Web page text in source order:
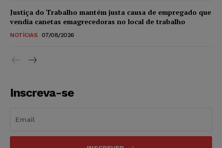
Justiça do Trabalho mantém justa causa de empregado que
vendia canetas emagrecedoras no local de trabalho
NOTÍCIAS 07/08/2026
Inscreva-se